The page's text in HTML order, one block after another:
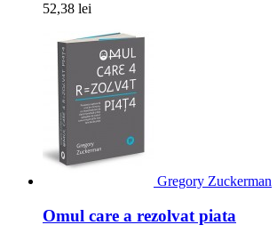
52,38 lei
Gregory Zuckerman
Omul care a rezolvat piata